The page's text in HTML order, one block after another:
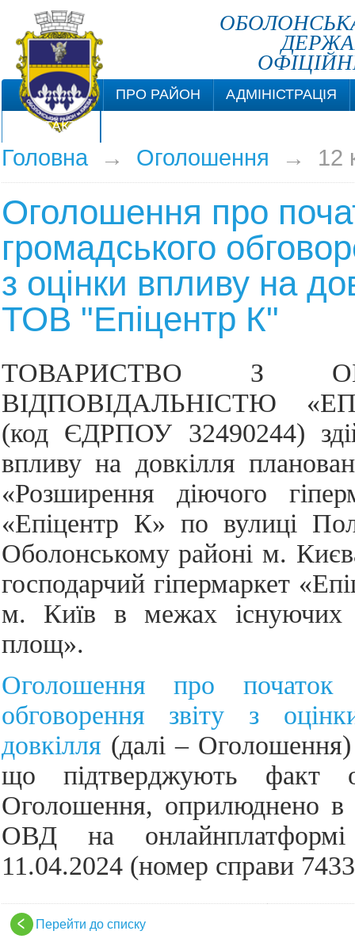
ПРО РАЙОН
АДМІНІСТРАЦІЯ
КОНТАКТИ
Головна→ Оголошення → 12
Оголошення про
громадського
з оцінки впливу на
ТОВ "Епіцентр К"
ТОВАРИСТВО З
ВІДПОВІДАЛЬНІСТЮ
(код ЄДРПОУ 32490244)
впливу на довкілля
«Розширення діючого
«Епіцентр К» по вулиці
Оболонському районі м.
господарчий гіпермаркет
м. Київ в межах існуючих
площ».
Оголошення про початок
обговорення звіту з
довкілля (далі – Оголошення)
що підтверджують факт
Оголошення, оприлюднено в
ОВД на онлайнплатформі
11.04.2024 (номер справи
Перейти до списку